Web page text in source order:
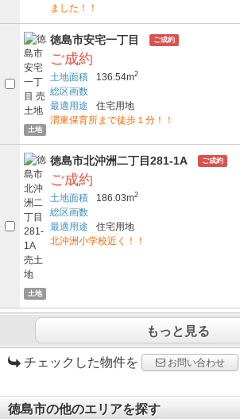
ました！！
土地
徳島市安宅一丁目 ご成約
ご成約
土地面積 136.54m2
総区画数
最適用途
住宅用地
渭東保育所まで徒歩１分！！
土地
徳島市北沖洲二丁目281-1A ご成約
ご成約
土地面積 186.03m2
総区画数
最適用途
住宅用地
北沖洲小学校近く！！
もっと見る
チェックした物件を お問い合わせ
徳島市の他のエリアを探す